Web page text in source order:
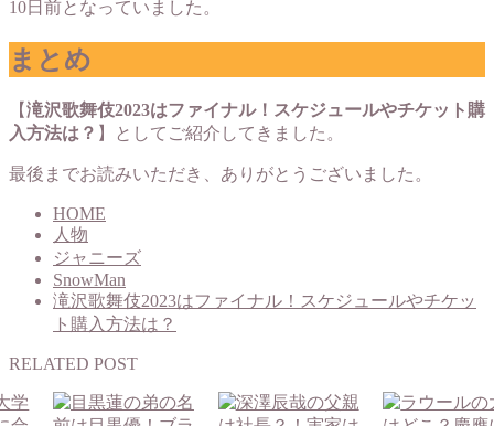
10日前となっていました。
まとめ
【滝沢歌舞伎2023はファイナル！スケジュールやチケット購
入方法は？ 】としてご紹介してきました。
最後までお読みいただき、ありがとうございました。
HOME
人物
ジャニーズ
SnowMan
滝沢歌舞伎2023はファイナル！スケジュールやチケッ
ト購入方法は？
RELATED POST